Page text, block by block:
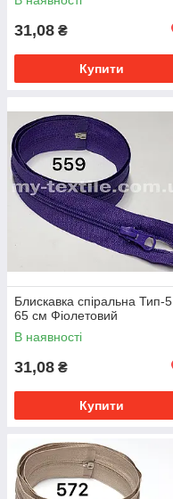
31,08 ₴
Купити
Блискавка спіральна Тип-5
65 см Фіолетовий
В наявності
31,08 ₴
Купити